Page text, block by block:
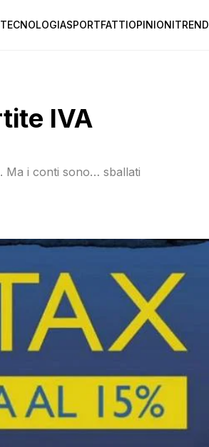
TECNOLOGIASPORTFATTIOPINIONITREND
IVA
Ma i conti sono… sballati